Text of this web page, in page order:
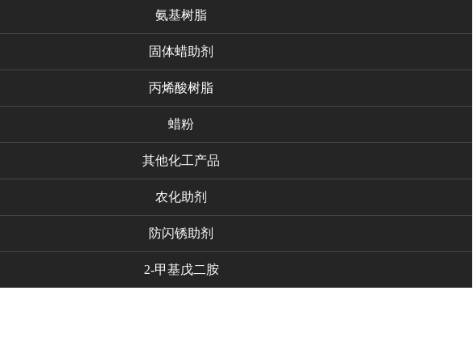
氨基树脂
固体蜡助剂
丙烯酸树脂
蜡粉
其他化工产品
农化助剂
防闪锈助剂
2-甲基戊二胺